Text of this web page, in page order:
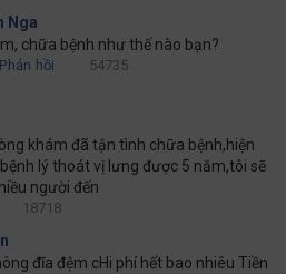
Nga
chữa bệnh như thế nào bạn?
Phản hồi 54735
khám đã tận tình chữa bệnh,hiện
lý thoát vị lưng được 5 năm,tôi sẽ
người đến
18718
đĩa đệm cHi phí hết bao nhiêu Tiền